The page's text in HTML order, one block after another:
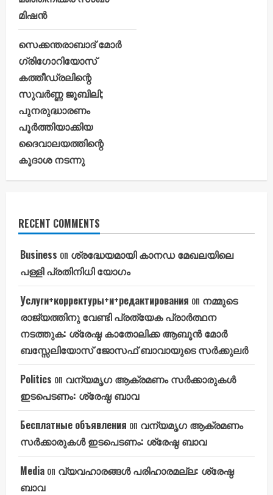
മിഷൻ
സെക്കന്തരാബാദ് മോർ
ഗ്രിഗോറിയോസ്
കത്തീഡ്രലിന്റെ
സുവർണ്ണ ജൂബിലി;
പുനരുദ്ധാരണം
പൂർത്തിയാക്കിയ
ദൈവാലയത്തിന്റെ
കൂദാശ നടന്നു
RECENT COMMENTS
Business on ശ്രദ്ധേയമായി കാനഡ മേഖലയിലെ
പള്ളി പ്രതിനിധി യോഗം
Услуги+корректуры+и+редактирования on നമ്മുടെ
രാജ്യത്തിനു വേണ്ടി പ്രത്യേക പ്രാർത്ഥന
നടത്തുക: ശ്രേഷ്ഠ കാതോലിക്ക ആബൂൻ മോർ
ബസ്സേലിയോസ് ജോസഫ് ബാവായുടെ സർക്കുലർ
Politics on വന്യമൃഗ ആക്രമണം സർക്കാരുകൾ
ഇടപെടണം: ശ്രേഷ്ഠ ബാവ
Бесплатные объявления on വന്യമൃഗ ആക്രമണം
സർക്കാരുകൾ ഇടപെടണം: ശ്രേഷ്ഠ ബാവ
Media on വ്യവഹാരങ്ങൾ പരിഹാരമല്ല: ശ്രേഷ്ഠ
ബാവ